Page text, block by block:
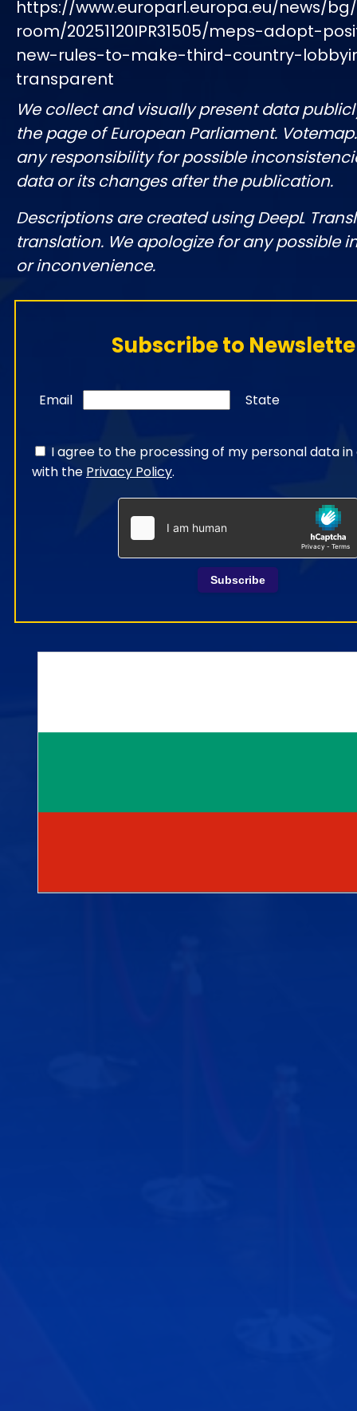
https://www.europarl.europa.eu/news/
room/20251120IPR31505/meps-adopt-
new-rules-to-make-third-country-
transparent
We collect and visually present data
the page of European Parliament.
any responsibility for possible
data or its changes after the publication.
Descriptions are created using DeepL
translation. We apologize for any possible
or inconvenience.
Subscribe to
Email State
I agree to the processing of my personal data
with the Privacy Policy.
Subscribe